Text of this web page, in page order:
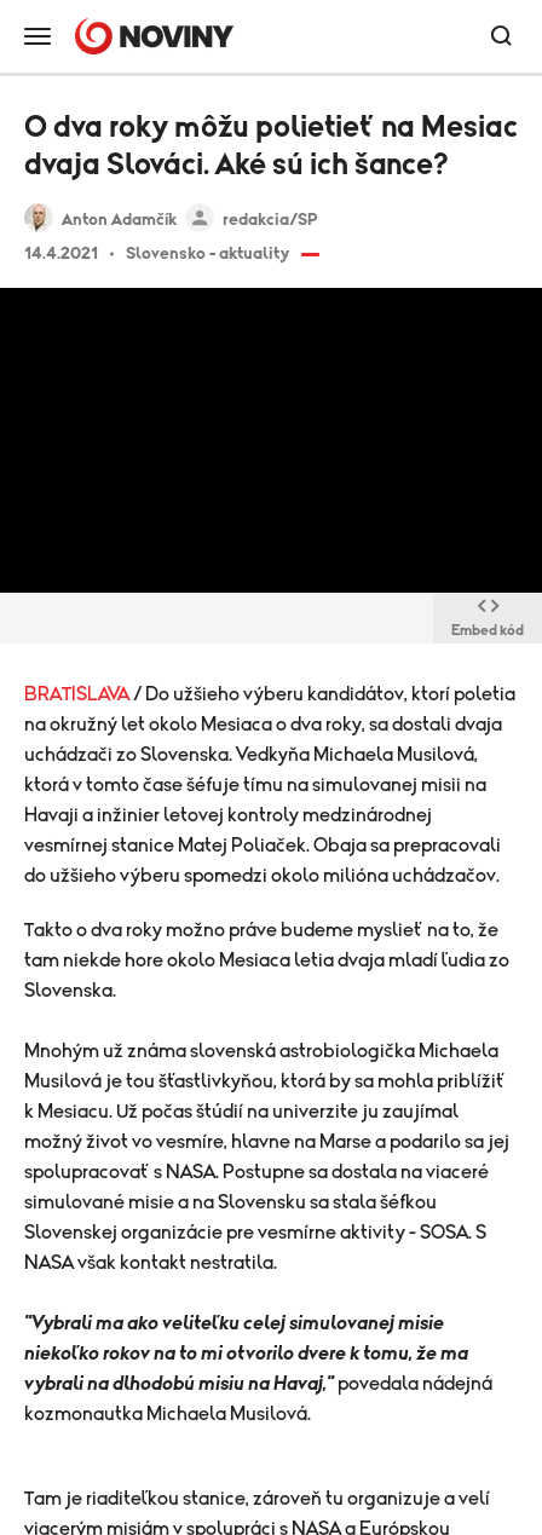
Anton Adamčík
redakcia/SP
14.4.2021
Slovensko - aktuality
O dva roky môžu polietieť na Mesiac
dvaja Slováci. Aké sú ich šance?
Embed kód
BRATISLAVA / Do užšieho výberu kandidátov, ktorí poletia
na okružný let okolo Mesiaca o dva roky, sa dostali dvaja
uchádzači zo Slovenska. Vedkyňa Michaela Musilová,
ktorá v tomto čase šéfuje tímu na simulovanej misii na
Havaji a inžinier letovej kontroly medzinárodnej
vesmírnej stanice Matej Poliaček. Obaja sa prepracovali
do užšieho výberu spomedzi okolo milióna uchádzačov.
Takto o dva roky možno práve budeme myslieť na to, že
tam niekde hore okolo Mesiaca letia dvaja mladí ľudia zo
Slovenska.
Mnohým už známa slovenská astrobiologička Michaela
Musilová je tou šťastlivkyňou, ktorá by sa mohla priblížiť
k Mesiacu. Už počas štúdií na univerzite ju zaujímal
možný život vo vesmíre, hlavne na Marse a podarilo sa jej
spolupracovať s NASA. Postupne sa dostala na viaceré
simulované misie a na Slovensku sa stala šéfkou
Slovenskej organizácie pre vesmírne aktivity - SOSA. S
NASA však kontakt nestratila.
"Vybrali ma ako veliteľku celej simulovanej misie
niekoľko rokov na to mi otvorilo dvere k tomu, že ma
vybrali na dlhodobú misiu na Havaj,"povedala nádejná
kozmonautka Michaela Musilová.
Tam je riaditeľkou stanice, zároveň tu organizuje a velí
viacerým misiám v spolupráci s NASA a Európskou